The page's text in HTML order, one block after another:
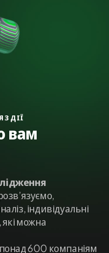
З ДІЇ
вам
індивідуальні
які можна
600 компаніям